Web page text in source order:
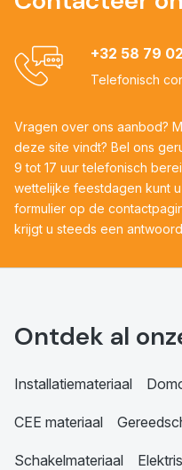
+32 58 79
Telefonisch
Vragen over ons aanbod?
deze site vindt? Bel ons
9 tot 17 uur telefonisch
wettelijke feestdagen kunt
formulier op de
krijgt u steeds een
Ontdek al
Installatiemateriaal
CEE materiaal
Schakelmateriaal